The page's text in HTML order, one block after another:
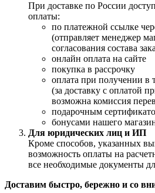
При доставке по России
оплаты:
по платежной ссылке
(отправляет менеджер
согласования состава
онлайн оплата на сайте
покупка в рассрочку
оплата при получении в
(за доставку с оплатой
возможна комиссия
подарочным
бонусами нашего
Для юридических лиц и ИП
Кроме способов, указанных
возможность оплаты на
все необходимые документы
Доставим быстро, бережно и со